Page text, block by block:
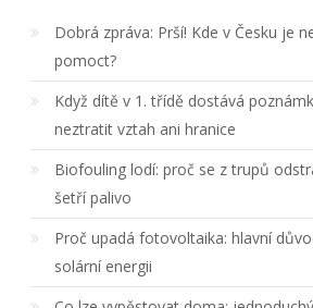
Dobrá zpráva: Prší! Kde v Česku je
pomoct?
Když dítě v 1. třídě dostává
neztratit vztah ani hranice
Biofouling lodí: proč se z trupů
šetří palivo
Proč upadá fotovoltaika: hlavní
solární energii